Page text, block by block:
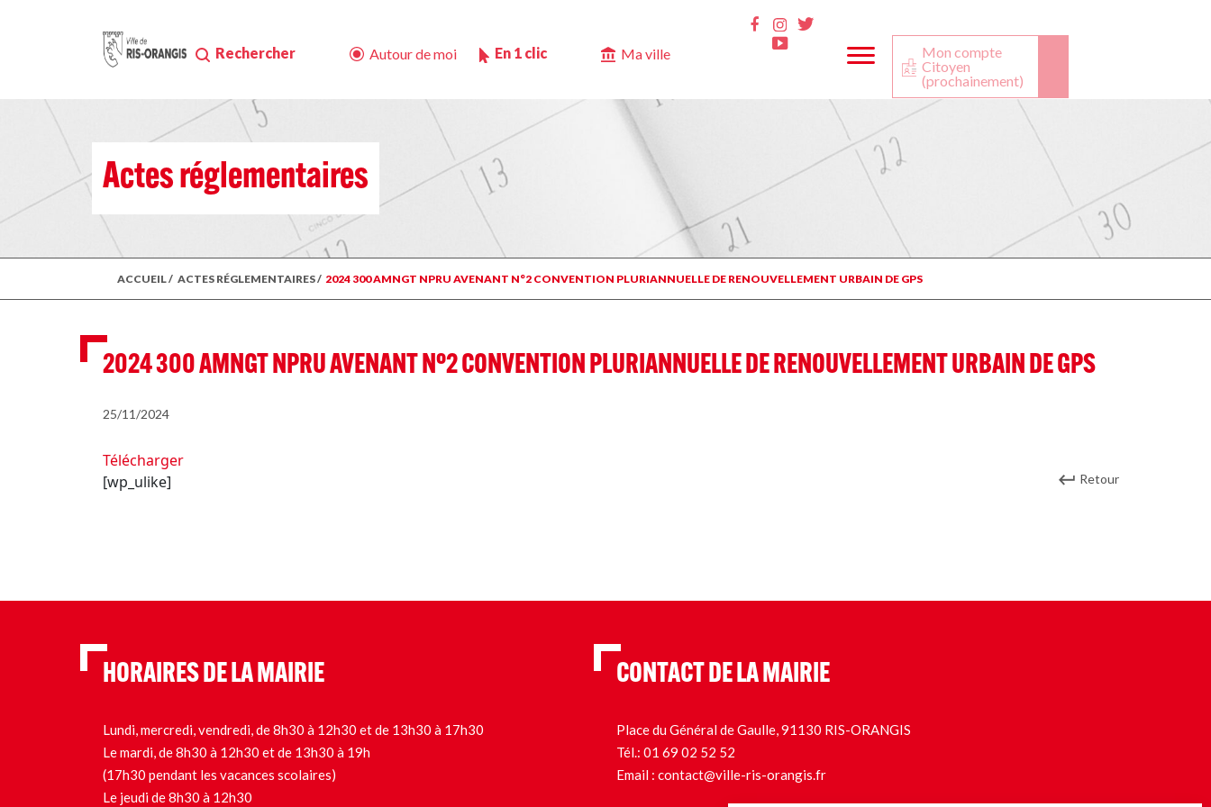
Rechercher Autour de moi En 1 clic Ma ville
Facebook
InstaTwitter
Youtube
Mon compte
Citoyen
(prochainement)
Actes réglementaires
ACCUEIL/ ACTES RÉGLEMENTAIRES/ 2024 300 AMNGT NPRU AVENANT N°2 CONVENTION PLURIANNUELLE DE RENOUVELLEMENT URBAIN DE GPS
2024 300 AMNGT NPRU AVENANT N°2 CONVENTION PLURIANNUELLE DE RENOUVELLEMENT URBAIN DE GPS
25/11/2024
Télécharger
[wp_ulike]
Retour
HORAIRES DE LA MAIRIE
Lundi, mercredi, vendredi, de 8h30 à 12h30 et de 13h30 à 17h30
Le mardi, de 8h30 à 12h30 et de 13h30 à 19h
(17h30 pendant les vacances scolaires)
Le jeudi de 8h30 à 12h30
CONTACT DE LA MAIRIE
Place du Général de Gaulle, 91130 RIS-ORANGIS
Tél.: 01 69 02 52 52
Email : contact@ville-ris-orangis.fr